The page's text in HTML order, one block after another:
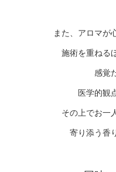
また、アロマが
施術を重ねる
感覚
医学的観
その上でお一
寄り添う香